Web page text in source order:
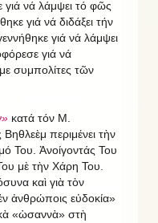
γιά νά λάμψει τό φῶς
γιά νά διδάξει τήν
γιά νά λάμψει
γιά νά
συμπολίτες τῶν
κατά τόν Μ.
περιμένει τὴν
Του. Ἀνοίγοντάς Του
μὲ τὴν Χάρη Του.
καὶ γιὰ τὸν
ἀνθρώποις εὐδοκία»
«ὡσαννὰ» στὴ